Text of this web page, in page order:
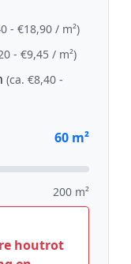
- €18,90 / m²)
- €9,45 / m²)
(ca. €8,40 -
60 m²
200 m²
houtrot